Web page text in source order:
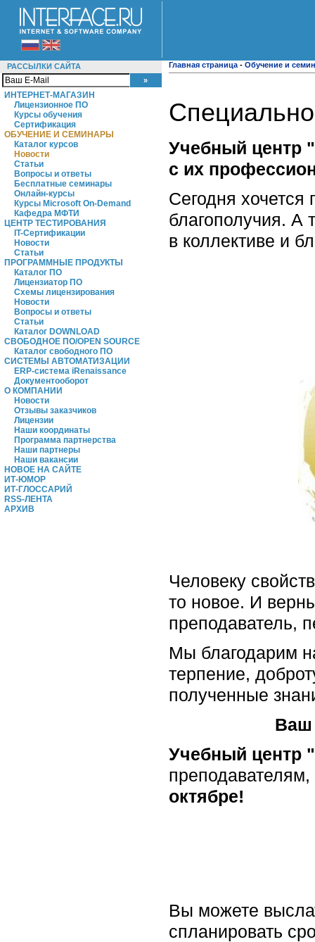
РАССЫЛКИ САЙТА
ИНТЕРНЕТ-МАГАЗИН
Лицензионное ПО
Курсы обучения
Сертификация
ОБУЧЕНИЕ И СЕМИНАРЫ
Каталог курсов
Новости
Статьи
Вопросы и ответы
Бесплатные семинары
Онлайн-курсы
Курсы Microsoft On-Demand
Кафедра МФТИ
ЦЕНТР ТЕСТИРОВАНИЯ
IT-Сертификации
Новости
Статьи
ПРОГРАММНЫЕ ПРОДУКТЫ
Каталог ПО
Лицензиатор ПО
Схемы лицензирования
Новости
Вопросы и ответы
Статьи
Каталог DOWNLOAD
СВОБОДНОЕ ПО/OPEN SOURCE
Каталог свободного ПО
СИСТЕМЫ АВТОМАТИЗАЦИИ
ERP-система iRenaissance
Документооборот
О КОМПАНИИ
Новости
Отзывы заказчиков
Лицензии
Наши координаты
Программа партнерства
Наши партнеры
Наши вакансии
НОВОЕ НА САЙТЕ
ИТ-ЮМОР
ИТ-ГЛОССАРИЙ
RSS-ЛЕНТА
АРХИВ
Главная страница - Обучение и
Учебный центр
с их
Сегодня
благополучия. А
в коллективе и
Человеку
то новое. И
преподаватель,
Мы благодарим
терпение,
полученные
Ваш
Учебный центр
октябре!
Вы можете
спланировать